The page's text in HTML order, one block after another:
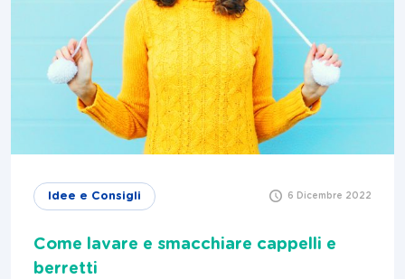
Idee e Consigli 6 Dicembre 2022
Come lavare e smacchiare cappelli e
berretti